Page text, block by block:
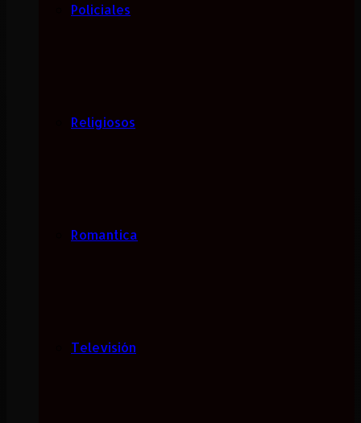
Policiales
Religiosos
Romantica
Televisión